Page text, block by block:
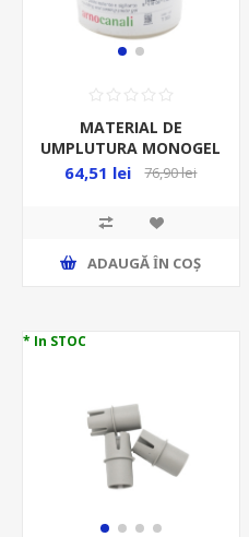
MATERIAL DE
UMPLUTURA MONOGEL
350ML/BUC
64,51 lei 76,90 lei
ADAUGĂ ȊN COŞ
* In STOC